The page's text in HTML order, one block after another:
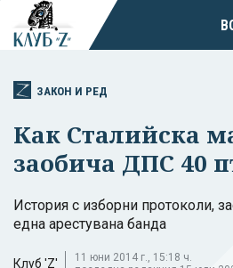
ЗАКОН И РЕД
Как Сталийска
заобича ДПС 40
История с изборни протоколи,
една арестувана банда
Клуб 'Z'
11 юни 2014 г., 15:18 ч.